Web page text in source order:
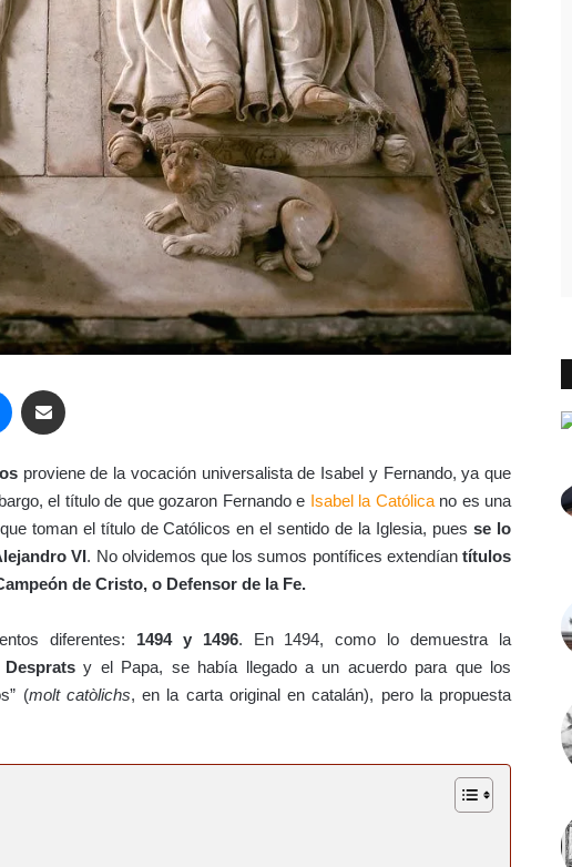
Messenger
proviene de la vocación universalista de Isabel y Fernando, ya que
el título de que gozaron Fernando e Isabel la Católicano es una
toman el título de Católicos en el sentido de la Iglesia, puesse lo
VI. No olvidemos que los sumos pontífices extendíantítulos
de Cristo, o Defensor de la Fe.
diferentes: 1494 y 1496. En 1494, como lo demuestra la
y el Papa, se había llegado a un acuerdo para que los
(molt catòlichs, en la carta original en catalán), pero la propuesta